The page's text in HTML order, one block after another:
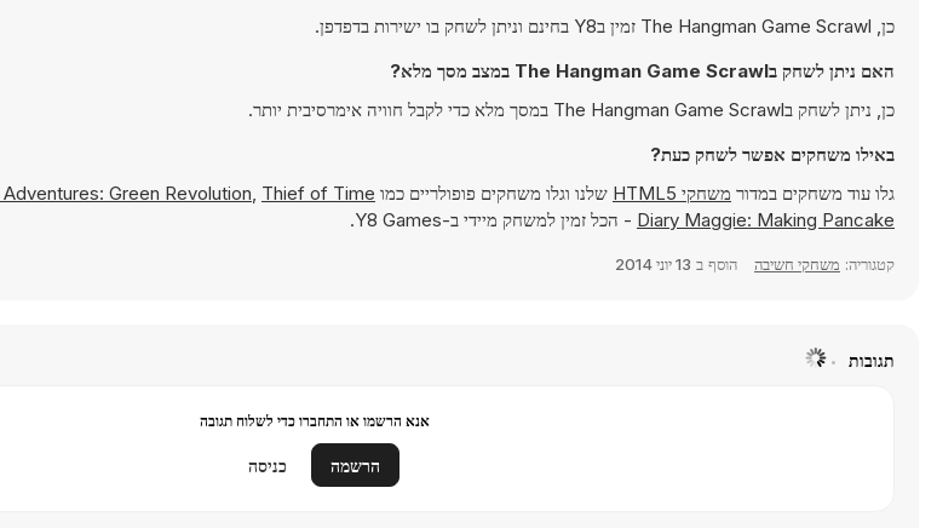
כן, The Hangman Game Scrawl זמין בY8 בחינם וניתן לשחק בו ישירות בדפדפן.
האם ניתן לשחק בThe Hangman Game Scrawl במצב מסך מלא?
כן, ניתן לשחק בThe Hangman Game Scrawl במסך מלא כדי לקבל חוויה אימרסיבית יותר.
באילו משחקים אפשר לשחק כעת?
גלו עוד משחקים במדור משחקי HTML5 שלנו וגלו משחקים פופולריים כמו Green Revolution, Thief of Time
Diary Maggie: Making Pancake - הכל זמין למשחק מיידי ב-Y8 Games.
קטגוריה: משחקי חשיבה הוסף ב 13 יוני 2014
תגובות
אנא הרשמו או התחברו כדי לשלוח תגובה
הרשמה כניסה